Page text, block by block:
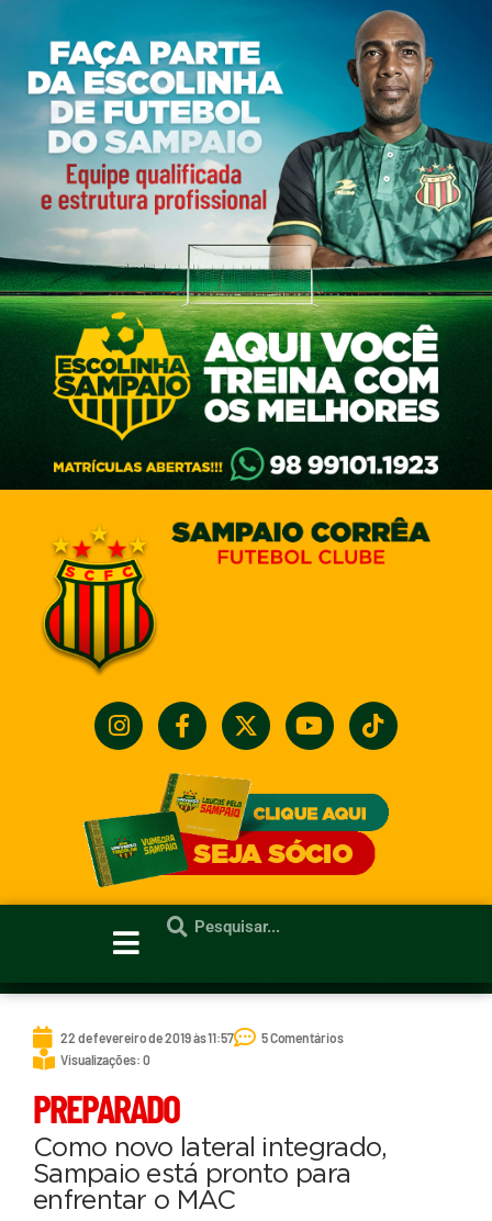
22 de fevereiro de 2019 às 11:57
5 Comentários
Visualizações: 0
PREPARADO
Como novo lateral integrado,
Sampaio está pronto para
enfrentar o MAC